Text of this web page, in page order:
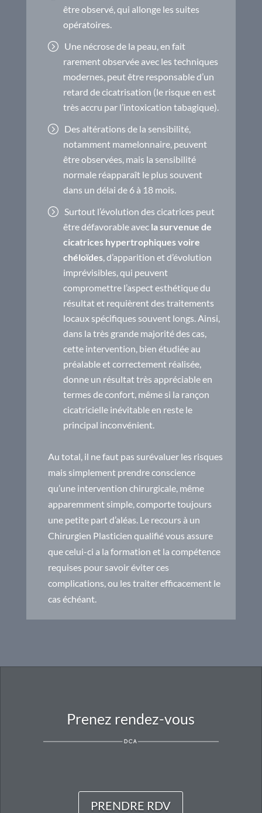
être observé, qui allonge les suites
opératoires.
Une nécrose de la peau, en fait
rarement observée avec les techniques
modernes, peut être responsable d’un
retard de cicatrisation (le risque en est
très accru par l’intoxication tabagique).
Des altérations de la sensibilité,
notamment mamelonnaire, peuvent
être observées, mais la sensibilité
normale réapparaît le plus souvent
dans un délai de 6 à 18 mois.
Surtout l’évolution des cicatrices peut
être défavorable avec la survenue de
cicatrices hypertrophiques voire
chéloïdes, d’apparition et d’évolution
imprévisibles, qui peuvent
compromettre l’aspect esthétique du
résultat et requièrent des traitements
locaux spécifiques souvent longs. Ainsi,
dans la très grande majorité des cas,
cette intervention, bien étudiée au
préalable et correctement réalisée,
donne un résultat très appréciable en
termes de confort, même si la rançon
cicatricielle inévitable en reste le
principal inconvénient.
Au total, il ne faut pas surévaluer les risques
mais simplement prendre conscience
qu’une intervention chirurgicale, même
apparemment simple, comporte toujours
une petite part d’aléas. Le recours à un
Chirurgien Plasticien qualifié vous assure
que celui-ci a la formation et la compétence
requises pour savoir éviter ces
complications, ou les traiter efficacement le
cas échéant.
Prenez rendez-vous
PRENDRE RDV